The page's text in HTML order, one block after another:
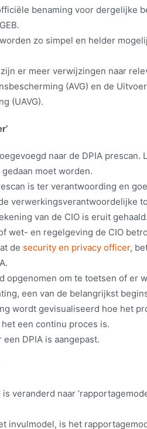
benaming voor dergelijke
zo simpel en helder
er meer verwijzingen naar
(AVG) en de
(UAVG).
naar de DPIA prescan.
moet worden.
is ter verantwoording en
verwerkingsverantwoordelijke
van de CIO is eruit
wet- en regelgeving de CIO
de security en privacy officer,
opgenomen om te toetsen of er
een van de belangrijkst
wordt gevisualiseerd hoe het
een continu proces is.
DPIA is aangepast.
is veranderd naar
invulmodel, is het